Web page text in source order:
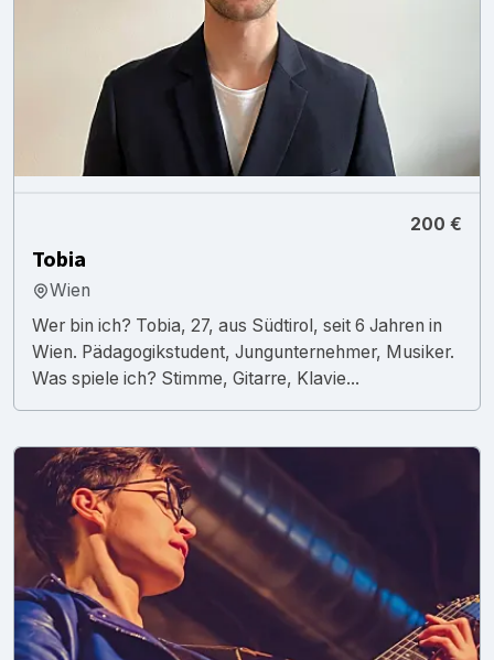
200 €
Tobia
Wien
Wer bin ich? Tobia, 27, aus Südtirol, seit 6 Jahren in
Wien. Pädagogikstudent, Jungunternehmer, Musiker.
Was spiele ich? Stimme, Gitarre, Klavie...